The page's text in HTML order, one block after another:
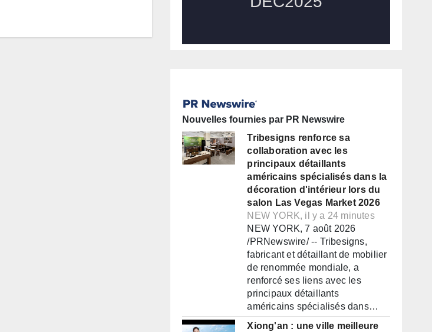
Nouvelles fournies par PR Newswire
Tribesigns renforce sa
collaboration avec les
principaux détaillants
américains spécialisés dans la
décoration d'intérieur lors du
salon Las Vegas Market 2026
NEW YORK, il y a 24 minutes
NEW YORK, 7 août 2026
/PRNewswire/ -- Tribesigns,
fabricant et détaillant de mobilier
de renommée mondiale, a
renforcé ses liens avec les
principaux détaillants
américains spécialisés dans…
Xiong'an : une ville meilleure